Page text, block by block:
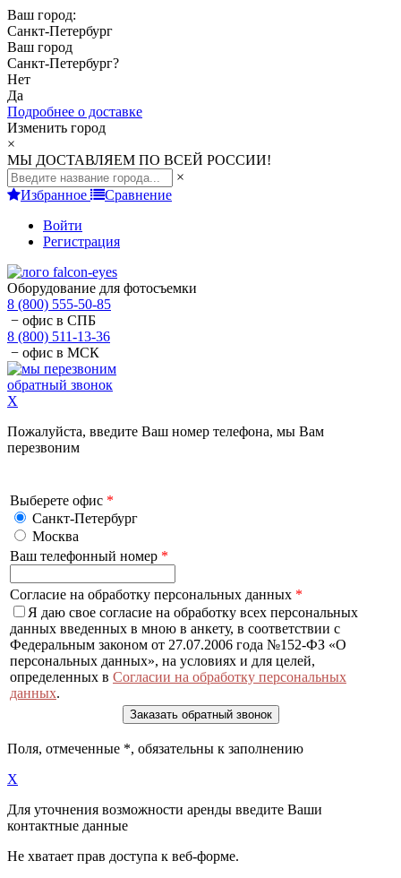
Ваш город:
Санкт-Петербург
Ваш город
Санкт-Петербург?
Нет
Да
Подробнее о доставке
Изменить город
×
МЫ ДОСТАВЛЯЕМ ПО ВСЕЙ РОССИИ!
×
Избранное
Сравнение
Войти
Регистрация
Оборудование для фотосъемки
8 (800) 555-50-85
− офис в СПБ
8 (800) 511-13-36
− офис в МСК
обратный звонок
X
Пожалуйста, введите Ваш номер телефона, мы Вам
перезвоним
Выберете офис *
Санкт-Петербург
Москва
Ваш телефонный номер *
Согласие на обработку персональных данных *
Я даю свое согласие на обработку всех персональных
данных введенных в мною в анкету, в соответствии с
Федеральным законом от 27.07.2006 года №152-ФЗ «О
персональных данных», на условиях и для целей,
определенных в Согласии на обработку персональных
данных.
Поля, отмеченные *, обязательны к заполнению
X
Для уточнения возможности аренды введите Ваши
контактные данные
Не хватает прав доступа к веб-форме.